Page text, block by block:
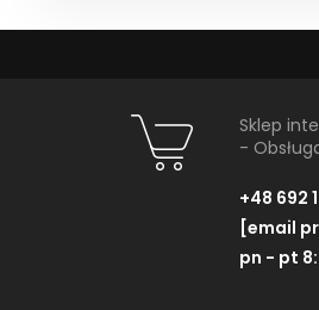
Sklep
-
+48 692
[email
pn - pt